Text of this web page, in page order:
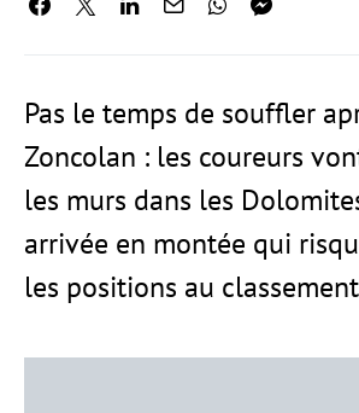
Pas le temps de souffler
Zoncolan : les coureurs
les murs dans les
arrivée en montée qui
les positions au